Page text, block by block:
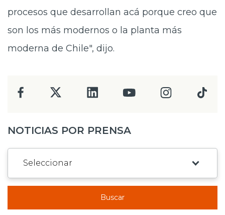
procesos que desarrollan acá porque creo que
son los más modernos o la planta más
moderna de Chile", dijo.
NOTICIAS POR PRENSA
Buscar